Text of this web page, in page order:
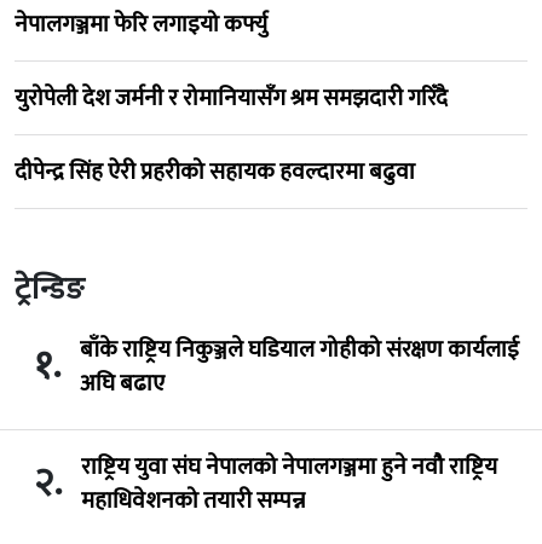
नेपालगञ्जमा फेरि लगाइयो कर्फ्यु
युरोपेली देश जर्मनी र रोमानियासँग श्रम समझदारी गरिँदै
दीपेन्द्र सिंह ऐरी प्रहरीको सहायक हवल्दारमा बढुवा
ट्रेन्डिङ
१. बाँके राष्ट्रिय निकुञ्जले घडियाल गोहीको संरक्षण कार्यलाई
अघि बढाए
२. राष्ट्रिय युवा संघ नेपालको नेपालगञ्जमा हुने नवौ राष्ट्रिय
महाधिवेशनको तयारी सम्पन्न